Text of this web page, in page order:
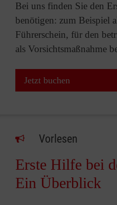
Bei uns finden Sie den
benötigen: zum Beispiel
Führerschein, für den
als Vorsichtsmaßnahme
Jetzt buchen
Vorlesen
Erste Hilfe bei
Ein Überblick